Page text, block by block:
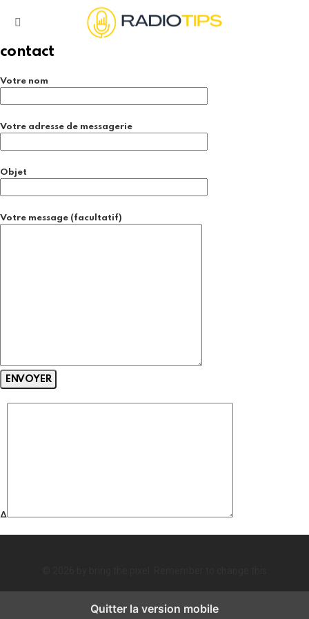
contact
Votre nom
Votre adresse de messagerie
Objet
Votre message (facultatif)
Δ
Quitter la version mobile